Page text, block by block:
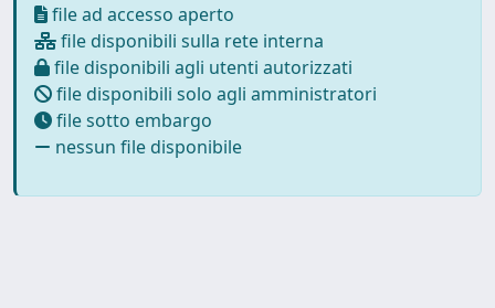
file ad accesso aperto
file disponibili sulla rete interna
file disponibili agli utenti autorizzati
file disponibili solo agli amministratori
file sotto embargo
nessun file disponibile